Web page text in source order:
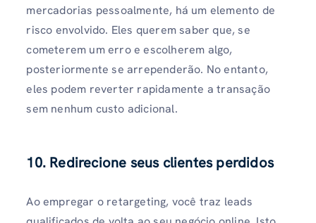
mercadorias pessoalmente, há um elemento de
risco envolvido. Eles querem saber que, se
cometerem um erro e escolherem algo,
posteriormente se arrependerão. No entanto,
eles podem reverter rapidamente a transação
sem nenhum custo adicional.
10. Redirecione seus clientes perdidos
Ao empregar o retargeting, você traz leads